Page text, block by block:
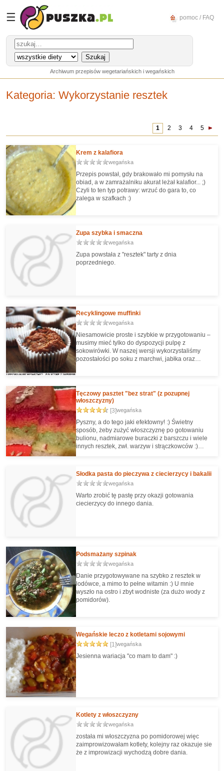
☰ pomoc / FAQ
Archiwum przepisów wegetariańskich i wegańskich
Kategoria: Wykorzystanie resztek
1 2 3 4 5
Krem z kalafiora
wegańska
Przepis powstał, gdy brakowało mi pomysłu na
obiad, a w zamrażalniku akurat leżał kalafior... ;)
Czyli to ten typ potrawy: wrzuć do gara to, co
zalega w szafkach :)
Zupa szybka i smaczna
wegańska
Zupa powstała z "resztek" tarty z dnia
poprzedniego.
Recyklingowe muffinki
wegańska
Niesamowicie proste i szybkie w przygotowaniu –
musimy mieć tylko do dyspozycji pulpę z
sokowirówki. W naszej wersji wykorzystaliśmy
pozostałości po soku z marchwi, jabłka oraz
Tęczowy pasztet "bez strat" (z pozupnej
włoszczyzny)
[3]wegańska
Pyszny, a do tego jaki efektowny! :) Świetny
sposób, żeby zużyć włoszczyznę po gotowaniu
bulionu, nadmiarowe buraczki z barszczu i wiele
innych resztek, zwł. warzyw i strączkowców :)
łatwy :)
Słodka pasta do pieczywa z ciecierzycy i bakalii
wegańska
Warto zrobić tę pastę przy okazji gotowania
ciecierzycy do innego dania.
Podsmażany szpinak
wegańska
Danie przygotowywane na szybko z resztek w
lodówce, a mimo to pełne witamin :) U mnie
wyszło na ostro i zbyt wodniste (za dużo wody z
pomidorów).
Wegańskie leczo z kotletami sojowymi
[1]wegańska
Jesienna wariacja "co mam to dam" :)
Kotlety z włoszczyzny
wegańska
została mi włoszczyzna po pomidorowej więc
zaimprowizowałam kotlety, kolejny raz okazuje sie
że z improwizacji wychodzą dobre dania.